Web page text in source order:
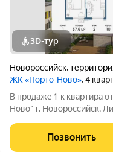
3D-тур
Новороссийск,
ЖК «Порто-Ново», 4
В продаже 1-к квартира
Ново" г. Новороссийск,
для комфортной жизни.
становится
Позвонить